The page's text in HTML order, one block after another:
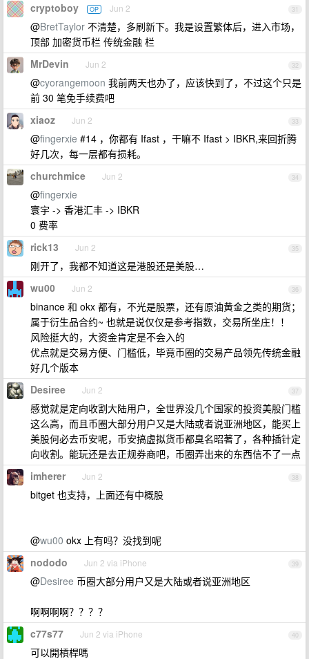
31
cryptoboy OP Jun 2
@BretTaylor 不清楚，多刷新下。我是设置繁体后，进入市场，
顶部 加密货币栏 传统金融 栏
32
MrDevin Jun 2
@cyorangemoon 我前两天也办了，应该快到了，不过这个只是
前 30 笔免手续费吧
33
xiaoz Jun 2
@fingerxie #14 ，你都有 Ifast ，干嘛不 Ifast > IBKR,来回折腾
好几次，每一层都有损耗。
34
churchmice Jun 2
@fingerxie
寰宇 -> 香港汇丰 -> IBKR
0 费率
35
rick13 Jun 2
刚开了，我都不知道这是港股还是美股…
36
wu00 Jun 2
binance 和 okx 都有，不光是股票，还有原油黄金之类的期货；
属于衍生品合约~ 也就是说仅仅是参考指数，交易所坐庄！！
风险挺大的，大资金肯定是不会入的
优点就是交易方便、门槛低，毕竟币圈的交易产品领先传统金融
好几个版本
37
Desiree Jun 2
感觉就是定向收割大陆用户，全世界没几个国家的投资美股门槛
这么高，而且币圈大部分用户又是大陆或者说亚洲地区，能买上
美股何必去币安呢，币安搞虚拟货币都臭名昭著了，各种插针定
向收割。能玩还是去正规券商吧，币圈弄出来的东西信不了一点
38
imherer Jun 2
bitget 也支持，上面还有中概股
@wu00 okx 上有吗？没找到呢
39
nododo Jun 2 via iPhone
@Desiree 币圈大部分用户又是大陆或者说亚洲地区
啊啊啊啊？？？？
40
c77s77 Jun 2 via iPhone
可以開槓桿嗎